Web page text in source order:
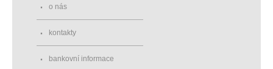
o nás
kontakty
bankovní informace